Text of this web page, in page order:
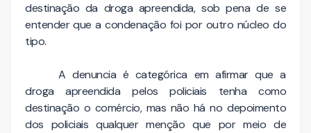
destinação da droga apreendida, sob pena de se
entender que a condenação foi por outro núcleo do
tipo.
A denuncia é categórica em afirmar que a
droga apreendida pelos policiais tenha como
destinação o comércio, mas não há no depoimento
dos policiais qualquer menção que por meio de